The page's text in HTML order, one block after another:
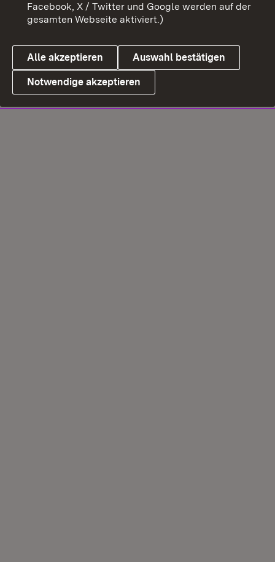
Facebook, X / Twitter und Google werden auf der
gesamten Webseite aktiviert.)
Alle akzeptieren Auswahl bestätigen
Notwendige akzeptieren